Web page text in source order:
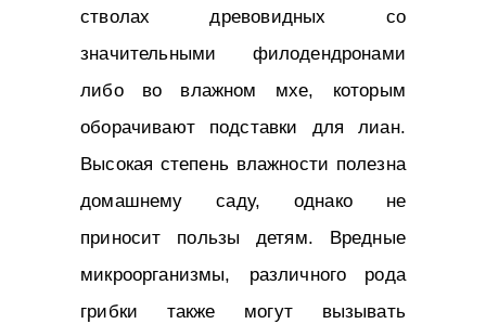
стволах древовидных со
значительными филодендронами
либо во влажном мхе, которым
оборачивают подставки для лиан.
Высокая степень влажности полезна
домашнему саду, однако не
приносит пользы детям. Вредные
микроорганизмы, различного рода
грибки также могут вызывать